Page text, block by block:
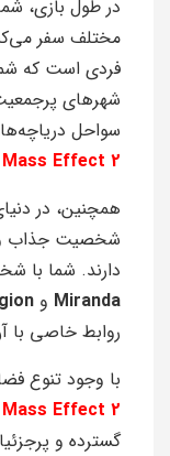
در طول بازی،
مختلف سفر
فردی است که
شهرهای
سواحل
Mass Effect 2
همچنین، در
شخصیت جذاب و
دارند. شما با
Miranda و
روابط خاصی با
با وجود تنوع
Mass Effect 2
گسترده و